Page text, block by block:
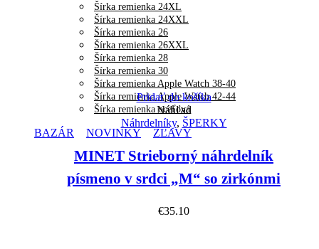
Šírka remienka 24XL
Šírka remienka 24XXL
Šírka remienka 26
Šírka remienka 26XXL
Šírka remienka 28
Šírka remienka 30
Šírka remienka Apple Watch 38-40
Šírka remienka Apple Watch 42-44
Šírka remienka oceľová
BAZÁR NOVINKY ZĽAVY
Pridať do košíka
Náhľad
Náhrdelníky, ŠPERKY
MINET Strieborný náhrdelník
písmeno v srdci „M“ so zirkónmi
€35.10